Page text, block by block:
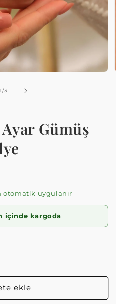
1//3
Gümüş
otomatik uygulanır
içinde kargoda
ekle